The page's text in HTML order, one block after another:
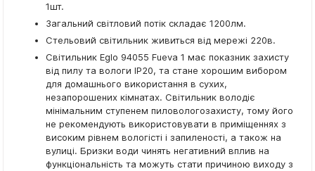
1шт.
Загальний світловий потік складає 1200лм.
Стельовий світильник живиться від мережі 220в.
Світильник Eglo 94055 Fueva 1 має показник захисту
від пилу та вологи IP20, та стане хорошим вибором
для домашнього використання в сухих,
незапорошених кімнатах. Світильник володіє
мінімальним ступенем пиловологозахисту, тому його
не рекомендують використовувати в приміщеннях з
високим рівнем вологісті і запиленості, а також на
вулиці. Бризки води чинять негативний вплив на
функціональність та можуть стати причиною виходу з